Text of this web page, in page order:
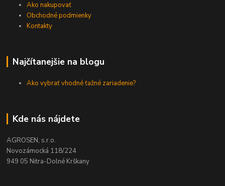
Ako nakupovať
Obchodné podmienky
Kontakty
Najčítanejšie na blogu
Ako vybrať vhodné ťažné zariadenie?
Kde nás nájdete
AGROSEN, s.r.o.
Novozámocká 118/224
949 05 Nitra-Dolné Krškany